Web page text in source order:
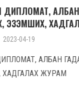
ЭЗЭМШИХ,
2023-04-19
АЛБАН
ХАДГАЛАХ ЖУРАМ